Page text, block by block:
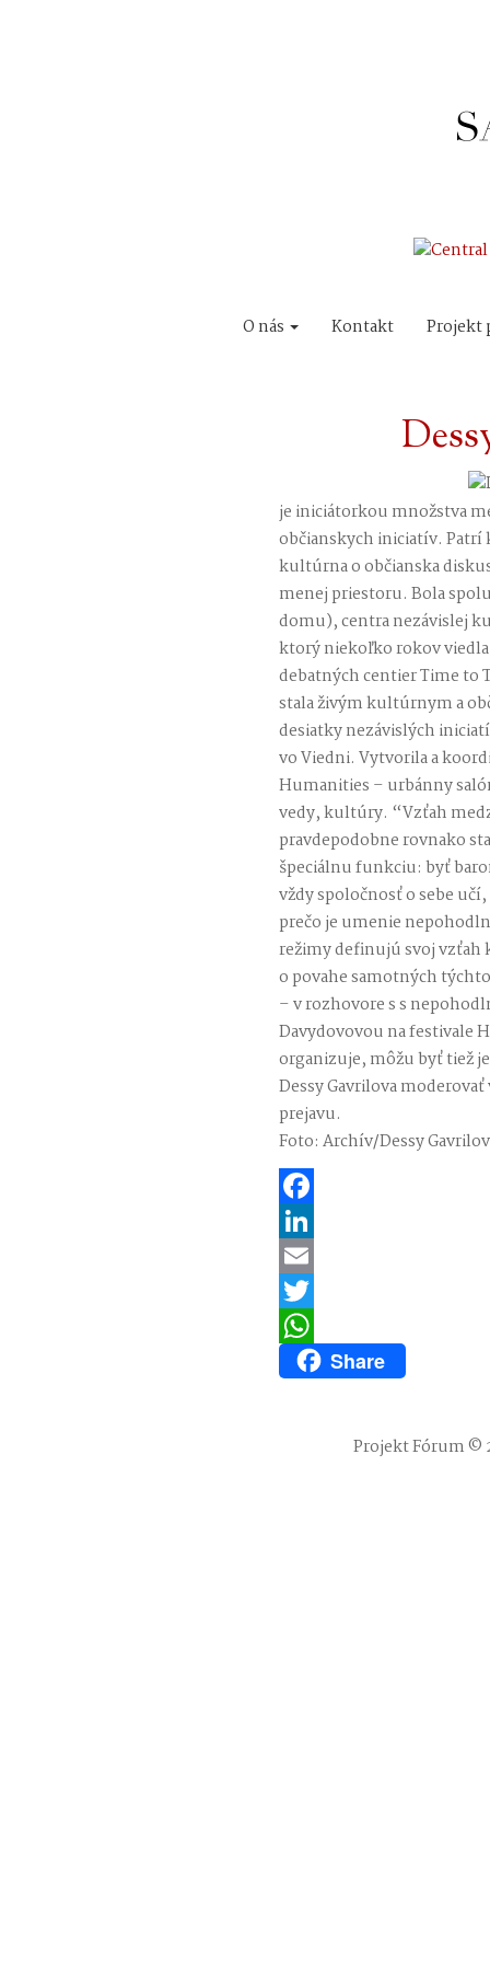
O nás Kontakt Projekt
je iniciátorkou množstva
občianskych iniciatív.
kultúrna o občianska
menej priestoru. Bola
domu), centra nezávislej
ktorý niekoľko rokov
debatných centier Time to
stala živým kultúrnym a
desiatky nezávislých
vo Viedni. Vytvorila a
Humanities – urbánny
vedy, kultúry. “Vzťah
pravdepodobne rovnako
špeciálnu funkciu: byť
vždy spoločnosť o sebe
prečo je umenie
režimy definujú svoj vzťah
o povahe samotných
– v rozhovore s s
Davydovovou na festivale
organizuje, môžu byť tiež
Dessy Gavrilova
prejavu.
Foto: Archív/Dessy
Facebook
LinkedIn
Email
Twitter
WhatsAppShare
Projekt Fórum ©